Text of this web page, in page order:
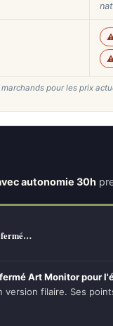
pour les prix
autonomie 30h
fermé…
Art Monitor pour
filaire. Ses